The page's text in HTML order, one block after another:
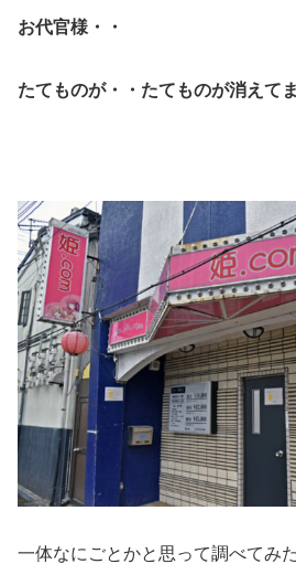
お代官様・・
たてものが・・たてものが消えて
一体なにごとかと思って調べてみ